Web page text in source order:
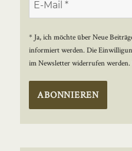
* Ja, ich möchte über Neue
informiert werden. Die
im Newsletter widerrufen werden.